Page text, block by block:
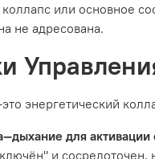
коллапс или основное
не адресована.
энергетический
для активации
и сосредоточен,